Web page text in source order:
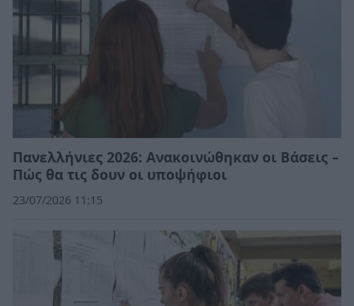
Πανελλήνιες 2026: Ανακοινώθηκαν οι Βάσεις –
Πώς θα τις δουν οι υποψήφιοι
23/07/2026 11:15